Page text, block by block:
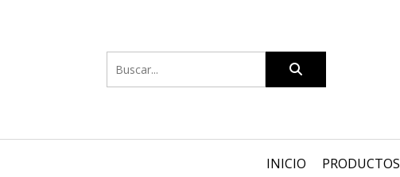
INICIO PRODUCTOS